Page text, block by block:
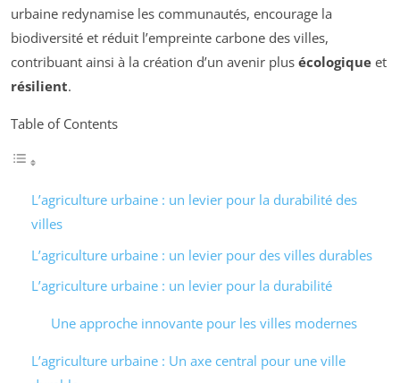
urbaine redynamise les communautés, encourage la
biodiversité et réduit l’empreinte carbone des villes,
contribuant ainsi à la création d’un avenir plus écologique et
résilient.
Table of Contents
L’agriculture urbaine : un levier pour la durabilité des
villes
L’agriculture urbaine : un levier pour des villes durables
L’agriculture urbaine : un levier pour la durabilité
Une approche innovante pour les villes modernes
L’agriculture urbaine : Un axe central pour une ville